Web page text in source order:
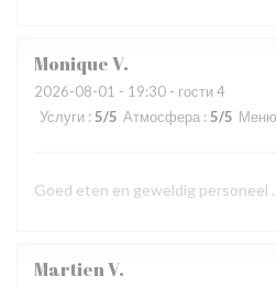
MoniqueV
2026-08-01 - 19:30 - гости 4
Услуги : 5/5 Атмосфера : 5/5 Меню
Goed eten en geweldig personeel .
MartienV